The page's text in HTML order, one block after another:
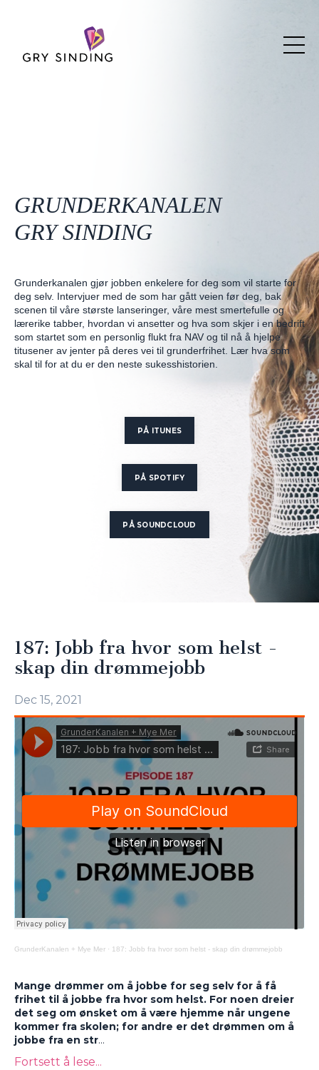
GRUNDERKANALEN
GRY SINDING
Grunderkanalen gjør jobben enkelere for deg som vil starte for
deg selv. Intervjuer med de som har gått veien før deg, bak
scenen til våre største lanseringer, våre mest smertefulle og
lærerike tabber, hvordan vi ansetter og hva som skjer i en bedrift
som startet som en personlig flukt fra NAV og til nå å hjelpe
titusener av jenter på deres vei til grunderfrihet. Lær hva som
skal til for at du er den neste sukesshistorien.
PÅ ITUNES
PÅ SPOTIFY
PÅ SOUNDCLOUD
187: Jobb fra hvor som helst -
skap din drømmejobb
Dec 15, 2021
GrunderKanalen + Mye Mer · 187: Jobb fra hvor som helst - skap din drømmejobb
Mange drømmer om å jobbe for seg selv for å få
frihet til å jobbe fra hvor som helst. For noen dreier
det seg om ønsket om å være hjemme når ungene
kommer fra skolen; for andre er det drømmen om å
jobbe fra en str...
Fortsett å lese...